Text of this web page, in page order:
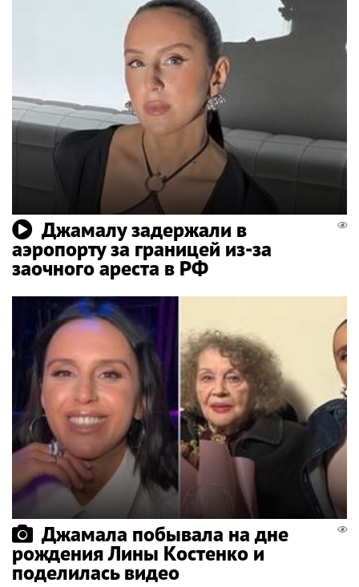
Джамалу задержали в
аэропорту за границей из-за
заочного ареста в РФ
Джамала побывала на дне
рождения Лины Костенко и
поделилась видео